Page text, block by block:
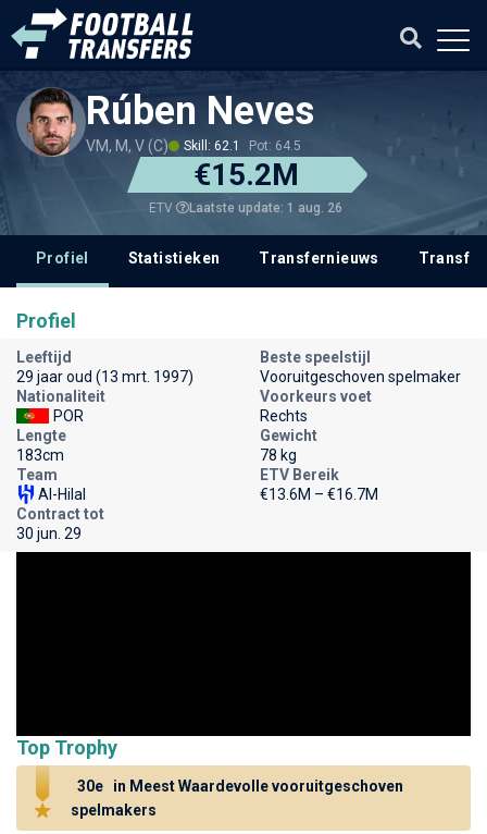
Rúben Neves
VM, M, V (C) Skill: 62.1 Pot: 64.5
€15.2M
ETV Laatste update: 1 aug. 26
Profiel Statistieken Transfernieuws
Profiel
Leeftijd
29 jaar oud (13 mrt. 1997)
Beste speelstijl
Vooruitgeschoven spelmaker
Nationaliteit
POR
Voorkeurs voet
Rechts
Lengte
183cm
Gewicht
78 kg
Team
Al-Hilal
ETV Bereik
€13.6M – €16.7M
Contract tot
30 jun. 29
Top Trophy
30e
in Meest Waardevolle vooruitgeschoven
spelmakers